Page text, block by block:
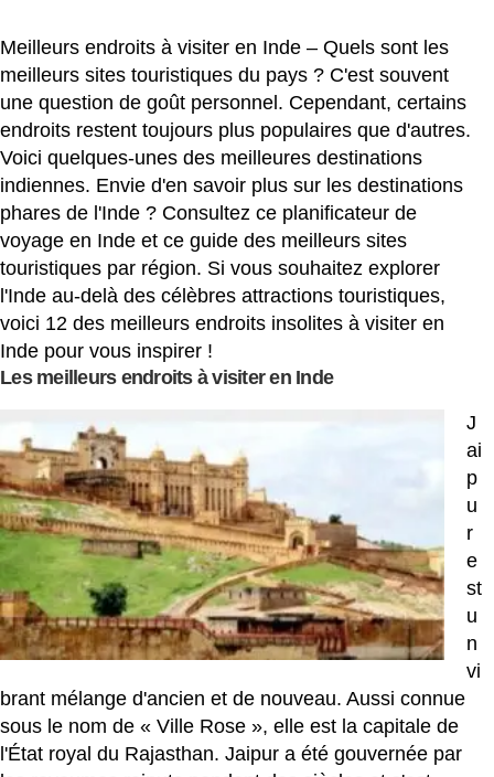
Meilleurs endroits à visiter en Inde – Quels sont les
meilleurs sites touristiques du pays ? C'est souvent
une question de goût personnel. Cependant, certains
endroits restent toujours plus populaires que d'autres.
Voici quelques-unes des meilleures destinations
indiennes. Envie d'en savoir plus sur les destinations
phares de l'Inde ? Consultez ce planificateur de
voyage en Inde et ce guide des meilleurs sites
touristiques par région. Si vous souhaitez explorer
l'Inde au-delà des célèbres attractions touristiques,
voici 12 des meilleurs endroits insolites à visiter en
Inde pour vous inspirer !
Les meilleurs endroits à visiter en Inde
J
ai
p
u
r
e
st
u
n
vi
brant mélange d'ancien et de nouveau. Aussi connue
sous le nom de « Ville Rose », elle est la capitale de
l'État royal du Rajasthan. Jaipur a été gouvernée par